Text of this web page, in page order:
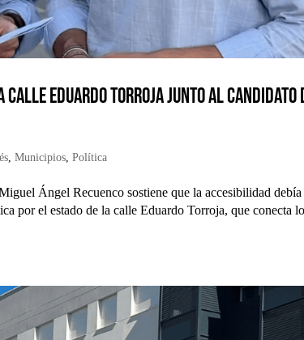
calle Eduardo Torroja junto al candidato
,Municipios,Política
Ángel Recuenco sostiene que la accesibilidad debía
por el estado de la calle Eduardo Torroja, que conecta